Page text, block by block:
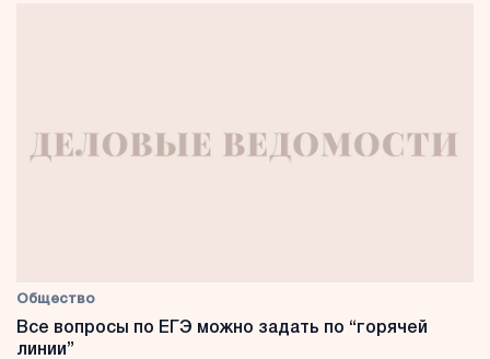
Общество
Все вопросы по ЕГЭ можно задать по “горячей
линии”